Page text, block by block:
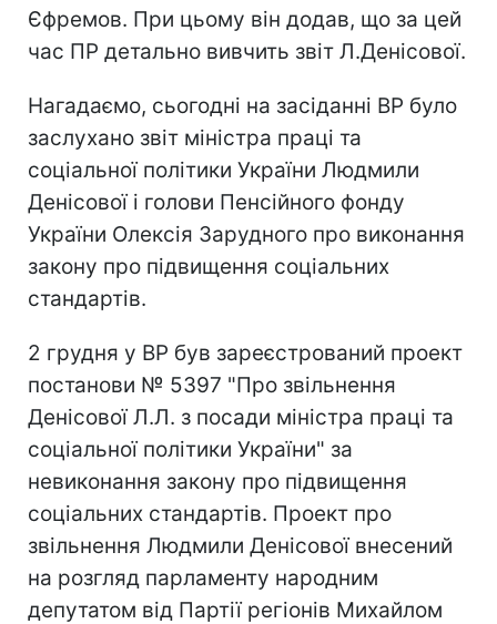
Єфремов. При цьому він додав, що за цей
час ПР детально вивчить звіт Л.Денісової.
Нагадаємо, сьогодні на засіданні ВР було
заслухано звіт міністра праці та
соціальної політики України Людмили
Денісової і голови Пенсійного фонду
України Олексія Зарудного про виконання
закону про підвищення соціальних
стандартів.
2 грудня у ВР був зареєстрований проект
постанови № 5397 "Про звільнення
Денісової Л.Л. з посади міністра праці та
соціальної політики України" за
невиконання закону про підвищення
соціальних стандартів. Проект про
звільнення Людмили Денісової внесений
на розгляд парламенту народним
депутатом від Партії регіонів Михайлом